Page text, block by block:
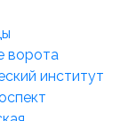
ворота
институт